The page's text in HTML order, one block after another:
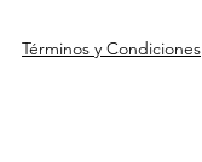
Términos y Condiciones